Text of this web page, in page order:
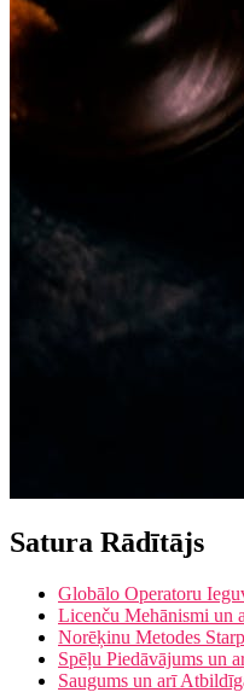
Satura Rādītājs
Globālo Operatoru
Licenču Mehānismi un
Norēķinu Metodes
Spēļu Piedāvājums un
Saugums un arī